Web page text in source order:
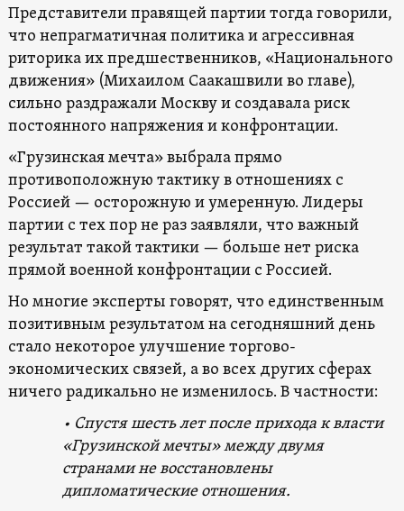
Представители правящей партии тогда говорили,
что непрагматичная политика и агрессивная
риторика их предшественников, «Национального
движения» (Михаилом Саакашвили во главе),
сильно раздражали Москву и создавала риск
постоянного напряжения и конфронтации.
«Грузинская мечта» выбрала прямо
противоположную тактику в отношениях с
Россией — осторожную и умеренную. Лидеры
партии с тех пор не раз заявляли, что важный
результат такой тактики — больше нет риска
прямой военной конфронтации с Россией.
Но многие эксперты говорят, что единственным
позитивным результатом на сегодняшний день
стало некоторое улучшение торгово-
экономических связей, а во всех других сферах
ничего радикально не изменилось. В частности:
• Спустя шесть лет после прихода к власти
«Грузинской мечты» между двумя
странами не восстановлены
дипломатические отношения.